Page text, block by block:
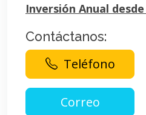
Inversión Anual desde
Contáctanos:
Teléfono